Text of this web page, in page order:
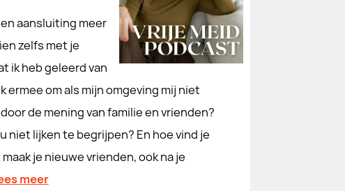
aansluiting meer
zelfs met je
ik heb geleerd van
ermee om als mijn omgeving mij niet
de mening van familie en vrienden?
niet lijken te begrijpen? En hoe vind je
je nieuwe vrienden, ook na je
meer